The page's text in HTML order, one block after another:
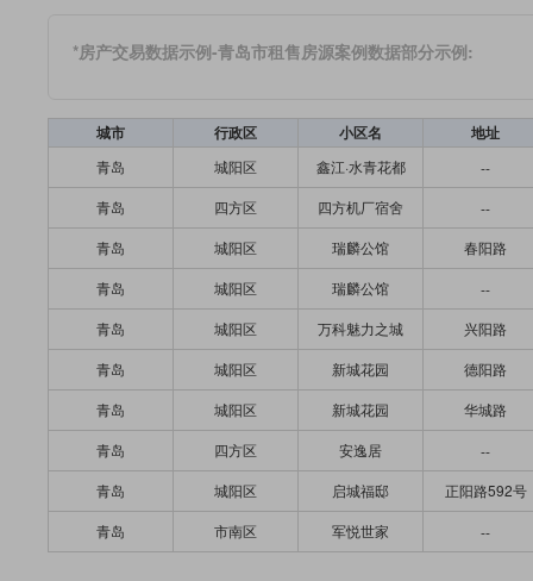
*房产交易数据示例-青岛市租售房源案例数据部分示例:
城市 行政区 小区名 地址
青岛 城阳区 鑫江·水青花都
--
青岛
四方区 四方机厂宿舍
--
青岛
城阳区 瑞麟公馆
春阳路
青岛
城阳区 瑞麟公馆
--
青岛
城阳区 万科魅力之城
兴阳路
青岛
城阳区 新城花园
德阳路
青岛
城阳区 新城花园
华城路
青岛
四方区 安逸居
--
青岛
城阳区 启城福邸
正阳路592号
青岛
市南区 军悦世家 --